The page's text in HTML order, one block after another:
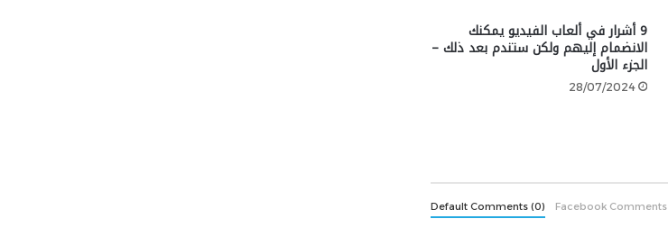
9 أشرار في ألعاب الفيديو يمكنك
الانضمام إليهم ولكن ستندم بعد ذلك –
الجزء الأول
28/07/2024
Default Comments (0) Facebook Comments